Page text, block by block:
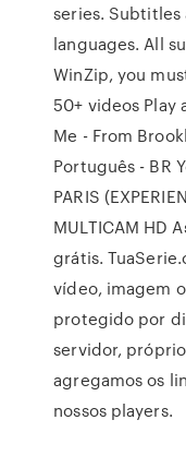
series.
languages. All
WinZip, you
50+ videos Play
Me - From
Português - BR
PARIS
MULTICAM HD
grátis.
vídeo, imagem
protegido por
servidor,
agregamos os
nossos players.